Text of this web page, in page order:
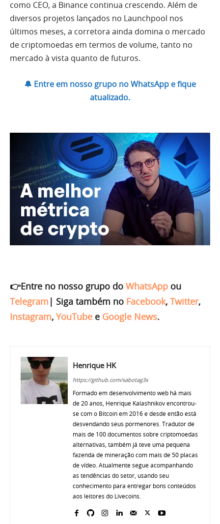
como CEO, a Binance continua crescendo. Além de
diversos projetos lançados no Launchpool nos
últimos meses, a corretora ainda domina o mercado
de criptomoedas em termos de volume, tanto no
mercado à vista quanto de futuros.
🔔 Entre em nosso grupo no WhatsApp e fique
atualizado.
👉Entre no nosso grupo do WhatsApp ou
Telegram | Siga também no Facebook, Twitter,
Instagram, YouTube e Google News.
Henrique HK
https://github.com/sabotag3x
Formado em desenvolvimento web há mais
de 20 anos, Henrique Kalashnikov encontrou-
se com o Bitcoin em 2016 e desde então está
desvendando seus pormenores. Tradutor de
mais de 100 documentos sobre criptomoedas
alternativas, também já teve uma pequena
fazenda de mineração com mais de 50 placas
de vídeo. Atualmente segue acompanhando
as tendências do setor, usando seu
conhecimento para entregar bons conteúdos
aos leitores do Livecoins.